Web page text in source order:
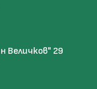
Величков" 29